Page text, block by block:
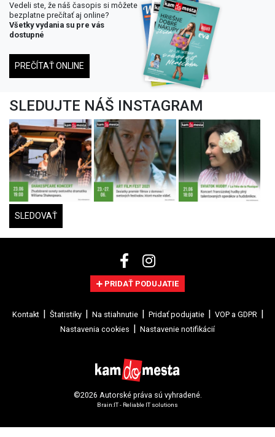
Vedeli ste, že náš časopis si môžete
bezplatne prečítať aj online?
Všetky vydania su pre vás
dostupné
PREČÍTAŤ ONLINE
SLEDUJTE NÁŠ INSTAGRAM
SLEDOVAŤ
PRIDAŤ PODUJATIE
Kontakt Štatistiky Na stiahnutie Pridať podujatie
VOP a GDPR
Nastavenia cookies
Nastavenie notifikácií
©2026 Autorské práva sú vyhradené.
Brain:IT - Reliable IT solutions